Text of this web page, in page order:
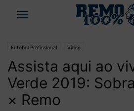
Futebol Profissional Vídeo
Assista aqui ao
Verde 2019:
× Remo